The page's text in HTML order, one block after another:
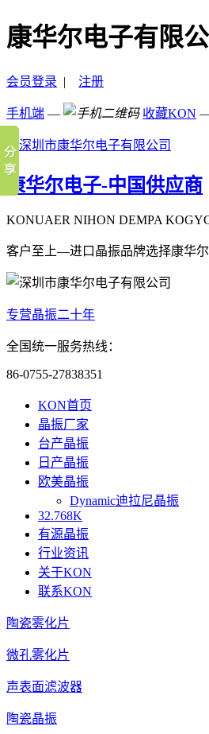
康华尔电子有限
会员登录 | 注册
手机端 — 收藏KON
康华尔电子-中国供应商
KONUAER NIHON DEMPA
客户至上—进口晶振品牌选择康华尔
专营晶振二十年
全国统一服务热线：
86-0755-27838351
KON首页
晶振厂家
台产晶振
日产晶振
欧美晶振
Dynamic迪拉尼晶振
32.768K
有源晶振
行业资讯
关于KON
联系KON
陶瓷雾化片
微孔雾化片
声表面滤波器
陶瓷晶振